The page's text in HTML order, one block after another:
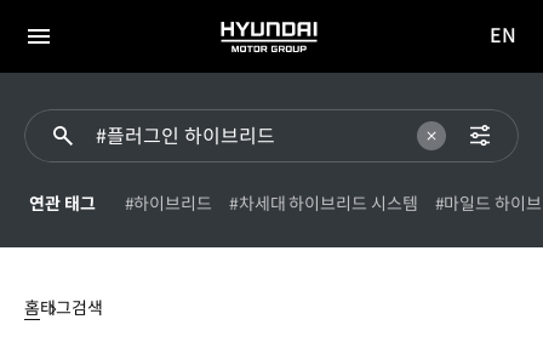
전체
HYUNDAI
MOTOR
이동
EN
연관 태그 #하이브리드 #차세대 하이브리드 시스템 #마일드 하이
홈태그검색